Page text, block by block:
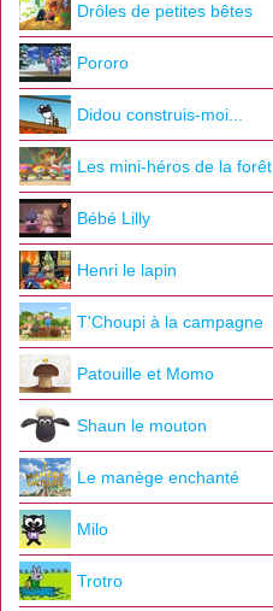
Drôles de petites bêtes
Pororo
Didou construis-moi...
Les mini-héros de la forêt
Bébé Lilly
Henri le lapin
T'Choupi à la campagne
Patouille et Momo
Shaun le mouton
Le manège enchanté
Milo
Trotro